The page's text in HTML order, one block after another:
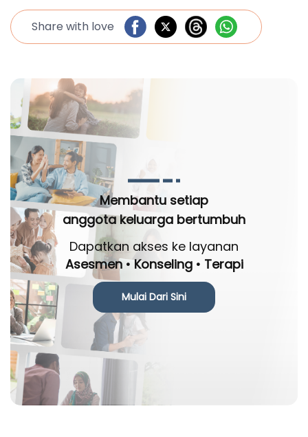
Share with love
Membantu setiap
anggota keluarga bertumbuh
Dapatkan akses ke layanan
Asesmen • Konseling • Terapi
Mulai Dari Sini